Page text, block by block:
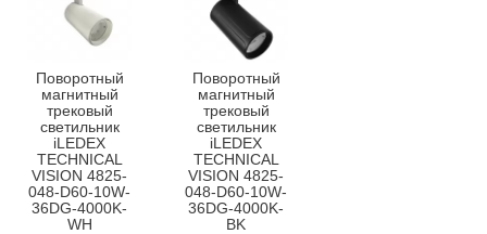
Поворотный
магнитный
трековый
светильник
iLEDEX
TECHNICAL
VISION 4825-
048-D60-10W-
36DG-4000K-
WH
Поворотный
магнитный
трековый
светильник
iLEDEX
TECHNICAL
VISION 4825-
048-D60-10W-
36DG-4000K-
BK